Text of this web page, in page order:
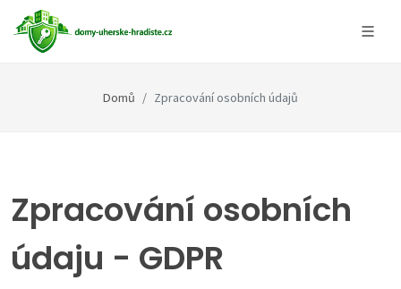
Domů Zpracování osobních údajů
Zpracování osobních
údaju - GDPR